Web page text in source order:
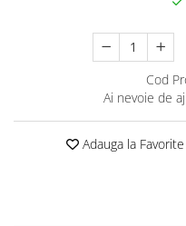
Cod
Ai nevoie de
Adauga la Favorite